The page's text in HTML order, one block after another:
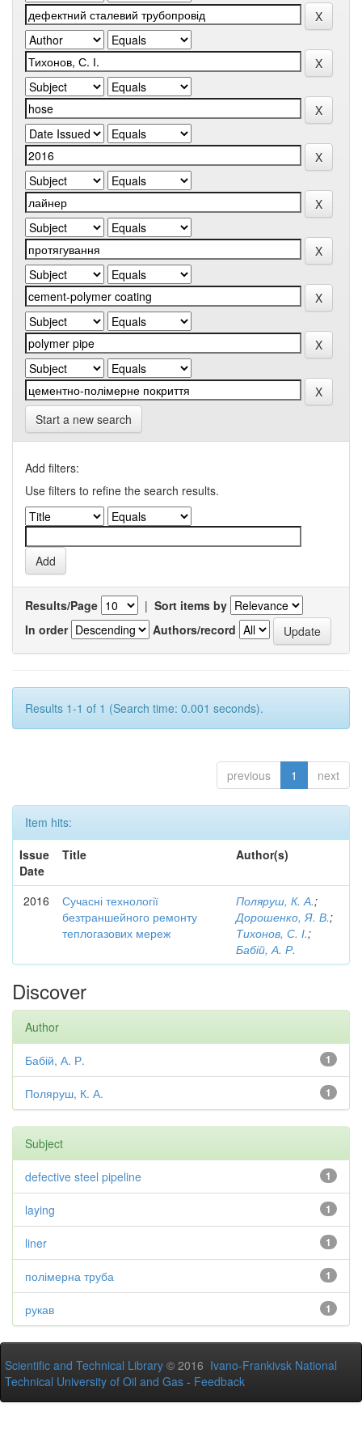
Start a new search
Add filters:
Use filters to refine the search results.
Results/Page | Sort items by
In order
Authors/record
Results 1-1 of 1 (Search time: 0.001 seconds).
previous 1 next
Item hits:
Issue
Date
Title Author(s)
2016
Сучасні технології
безтраншейного ремонту
теплогазових мереж
Поляруш, К. А.;
Дорошенко, Я. В.;
Тихонов, С. І.;
Бабій, А. Р.
Discover
Author
1
Бабій, А. Р.
1
Поляруш, К. А.
Subject
1
defective steel pipeline
1
laying
1
liner
1
полімерна труба
1
рукав
Scientific and Technical Library © 2016 Ivano-Frankivsk National
Technical University of Oil and Gas - Feedback